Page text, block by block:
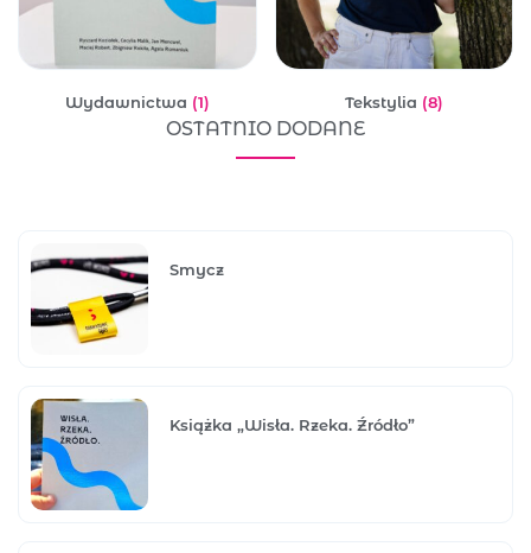
Wydawnictwa (1) Tekstylia (8)
OSTATNIO DODANE
Smycz
Książka „Wisła. Rzeka. Źródło”